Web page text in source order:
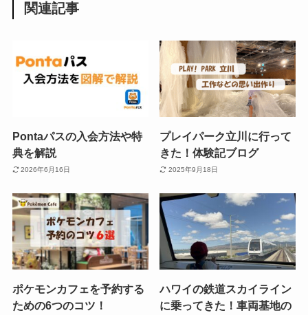
関連記事
Pontaパスの入会方法や特
典を解説
2026年6月16日
プレイパーク立川に行って
きた！体験記ブログ
2025年9月18日
ポケモンカフェを予約する
ための6つのコツ！
ハワイの鉄道スカイライン
に乗ってきた！車両基地の